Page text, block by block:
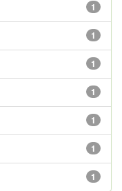
1
1
1
1
1
1
1